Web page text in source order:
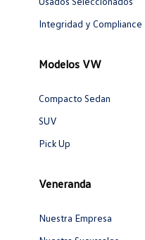
Integridad y Compliance
Modelos VW
Compacto Sedan
SUV
Pick Up
Veneranda
Nuestra Empresa